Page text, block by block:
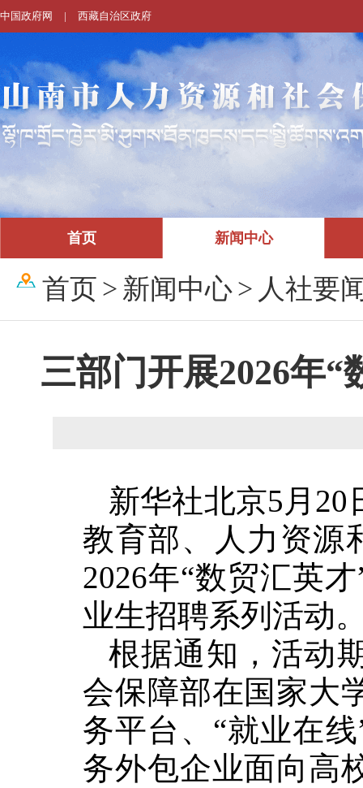
中国政府网 | 西藏自治区政府
首页 新闻中心
首页 > 新闻中心> 人社要
三部门开展2026年
新华社北京5月20
教育部、人力资源
2026年“数贸汇英
业生招聘系列活动
根据通知，活动
会保障部在国家大
务平台、“就业在
务外包企业面向高